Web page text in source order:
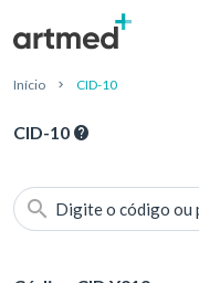
Início CID-10
CID-10
Digite o código ou